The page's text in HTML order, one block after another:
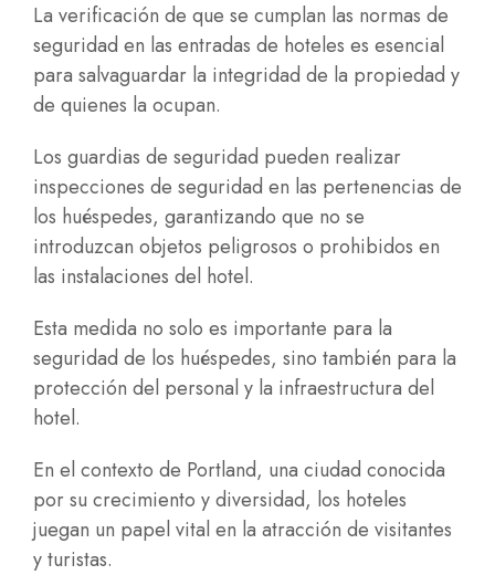
La verificación de que se cumplan las normas de
seguridad en las entradas de hoteles es esencial
para salvaguardar la integridad de la propiedad y
de quienes la ocupan.
Los guardias de seguridad pueden realizar
inspecciones de seguridad en las pertenencias de
los huéspedes, garantizando que no se
introduzcan objetos peligrosos o prohibidos en
las instalaciones del hotel.
Esta medida no solo es importante para la
seguridad de los huéspedes, sino también para la
protección del personal y la infraestructura del
hotel.
En el contexto de Portland, una ciudad conocida
por su crecimiento y diversidad, los hoteles
juegan un papel vital en la atracción de visitantes
y turistas.